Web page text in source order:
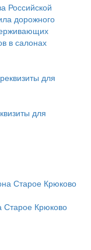
Российской
дорожного
в салонах
для
Старое Крюково